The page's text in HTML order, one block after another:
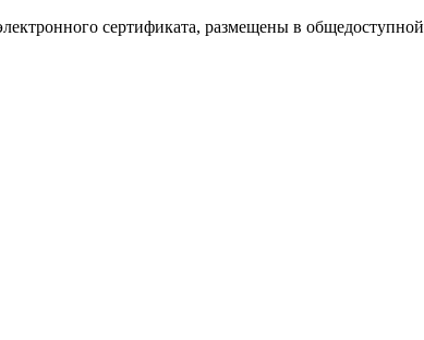
сертификата, размещены в общедоступной